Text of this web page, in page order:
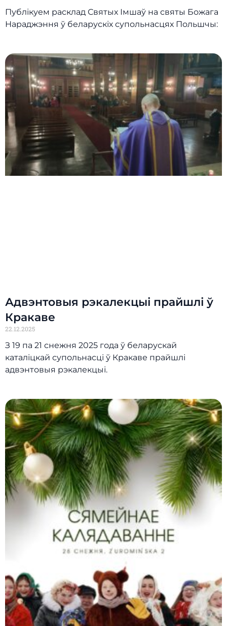
Публікуем расклад Святых Імшаў на святы Божага
Нараджэння ў беларускіх супольнасцях Польшчы:
Адвэнтовыя рэкалекцыі прайшлі ў
Кракаве
22.12.2025
З 19 па 21 снежня 2025 года ў беларускай
каталіцкай супольнасці ў Кракаве прайшлі
адвэнтовыя рэкалекцыі.